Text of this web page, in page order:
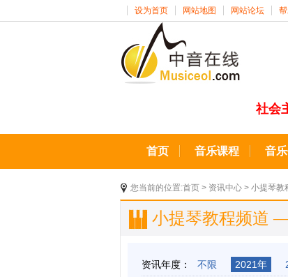
设为首页 网站地图 网站论坛
社会
首页 音乐课程 音
您当前的位置:首页 > 资讯中心 > 小提琴教
小提琴教程频道
资讯年度： 不限 2021年